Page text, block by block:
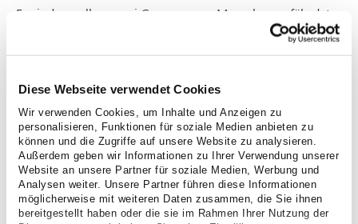
Diese Webseite verwendet Cookies
Wir verwenden Cookies, um Inhalte und Anzeigen zu
personalisieren, Funktionen für soziale Medien anbieten zu
können und die Zugriffe auf unsere Website zu analysieren.
Außerdem geben wir Informationen zu Ihrer Verwendung unserer
Website an unsere Partner für soziale Medien, Werbung und
Analysen weiter. Unsere Partner führen diese Informationen
möglicherweise mit weiteren Daten zusammen, die Sie ihnen
bereitgestellt haben oder die sie im Rahmen Ihrer Nutzung der
Es sind vor allem zwei Gruppen von Menschen gefährdet
an Lungenkrebs zu erkranken. Dazu zählen Raucher und
Rein erblich bedingte Erkrankungen sind demgegenüber
sehr selten.
Symptome, die auf Lungenkrebs hindeuten
können
Ist eine Person tatsächlich an Lungenkrebs erkrankt,
können bei den Betroffenen folgende Symptome auftreten: